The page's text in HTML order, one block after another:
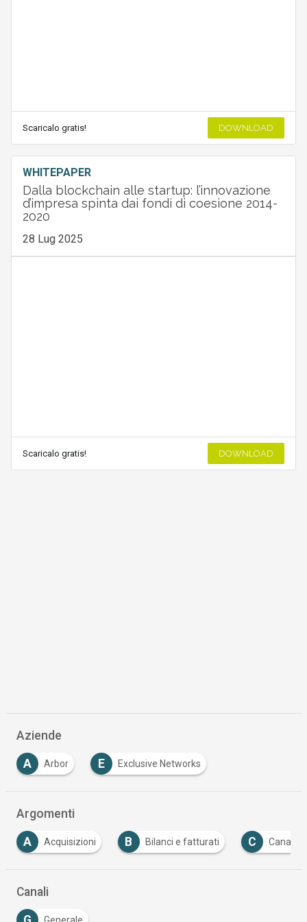
Scaricalo gratis! DOWNLOAD
WHITEPAPER
Dalla blockchain alle startup: l’innovazione
d’impresa spinta dai fondi di coesione 2014-
2020
28 Lug 2025
Scaricalo gratis! DOWNLOAD
Aziende
A Arbor E Exclusive Networks
Argomenti
B Bilanci e fatturati C Canale Cloud
Canali